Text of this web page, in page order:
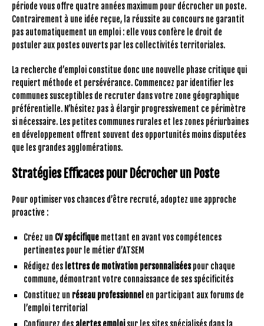
période vous offre quatre années maximum pour décrocher un poste.
Contrairement à une idée reçue, la réussite au concours ne garantit
pas automatiquement un emploi : elle vous confère le droit de
postuler aux postes ouverts par les collectivités territoriales.
La recherche d’emploi constitue donc une nouvelle phase critique qui
requiert méthode et persévérance. Commencez par identifier les
communes susceptibles de recruter dans votre zone géographique
préférentielle. N’hésitez pas à élargir progressivement ce périmètre
si nécessaire. Les petites communes rurales et les zones périurbaines
en développement offrent souvent des opportunités moins disputées
que les grandes agglomérations.
Stratégies Efficaces pour Décrocher un Poste
Pour optimiser vos chances d’être recruté, adoptez une approche
proactive :
Créez un CV spécifique mettant en avant vos compétences
pertinentes pour le métier d’ATSEM
Rédigez des lettres de motivation personnaliséespour chaque
commune, démontrant votre connaissance de ses spécificités
Constituez un réseau professionnel en participant aux forums de
l’emploi territorial
Configurez des alertes emploisur les sites spécialisés dans la